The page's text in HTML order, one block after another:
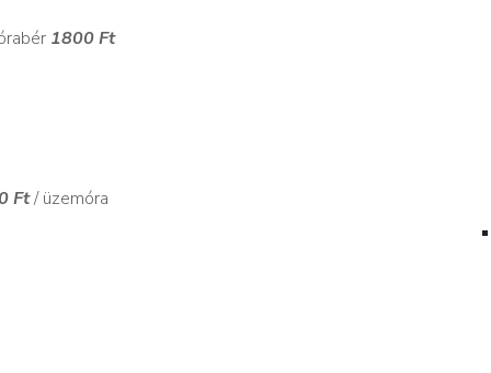
1800 Ft
Ft/ üzemóra